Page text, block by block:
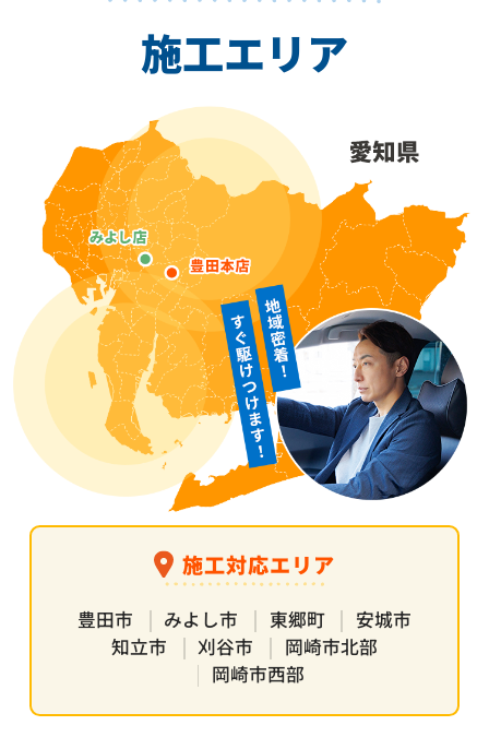
施工エリア
施工対応エリア
豊田市 みよし市 東郷町
安城市
知立市
刈谷市
岡崎市北部
岡崎市西部